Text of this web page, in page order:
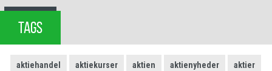
TAGS
aktiehandel aktiekurser aktien aktienyheder aktier